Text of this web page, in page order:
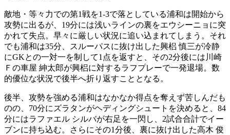
敵地・等々力での第1戦を1-3で落としている浦和は開始から
攻勢に出るが、19分には浅いラインの裏をエウシーニョに突
かれて失点。早々に厳しい状況に追い込まれてしまう。それ
でも浦和は35分、スルーパスに抜け出した興梠 慎三が冷静
にGKとの一対一を制して1点を返すと、その2分後には川崎
Ｆの車屋 紳太郎が興梠に対するラフプレーで一発退場。数
的優位な状況で後半へ折り返すこととなる。
後半、攻勢を強める浦和はなかなか得点を奪えず苦しんだも
のの、70分にズラタンがヘディングシュートを決めると、84
分にはラファエル シルバが右足を一閃し、2試合合計でイー
ブンに持ち込む。さらにその1分後、裏に抜け出した高木 俊